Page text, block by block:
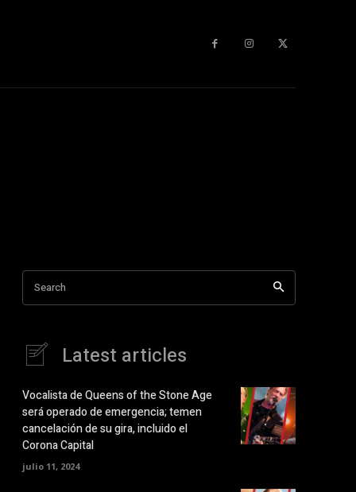
Search
Latest articles
Vocalista de Queens of the Stone Age
será operado de emergencia; temen
cancelación de su gira, incluido el
Corona Capital
julio 11, 2024